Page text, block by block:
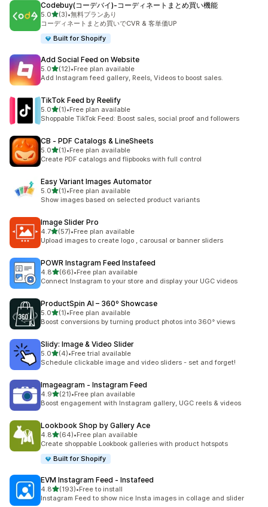
Codebuy(コーデバイ)‑コーディネートまとめ買い機能
5.0별 5개 중
(3)
총 리뷰 3개
•無料プランあり
コーディネートまとめ買いでCVR & 客単価UP
Built for Shopify
Add Social Feed on Website
5.0별 5개 중
(12)
총 리뷰 12개
•Free plan available
Add Instagram feed gallery, Reels, Videos to boost sales.
TikTok Feed by Reelify
5.0별 5개 중
(1)
총 리뷰 1개
•Free plan available
Shoppable TikTok Feed: Boost sales, social proof and followers
CB ‑ PDF Catalogs & LineSheets
5.0별 5개 중
(1)
총 리뷰 1개
•Free plan available
Create PDF catalogs and flipbooks with full control
Easy Variant Images Automator
5.0별 5개 중
(1)
총 리뷰 1개
•Free plan available
Show images based on selected product variants
Image Slider Pro
4.7별 5개 중
(57)
총 리뷰 57개
•Free plan available
Upload images to create logo , carousal or banner sliders
POWR Instagram Feed Instafeed
4.8별 5개 중
(66)
총 리뷰 66개
•Free plan available
Connect Instagram to your store and display your UGC videos
ProductSpin AI – 360º Showcase
5.0별 5개 중
(1)
총 리뷰 1개
•Free plan available
Boost conversions by turning product photos into 360° views
Slidy: Image & Video Slider
5.0별 5개 중
(4)
총 리뷰 4개
•Free trial available
Schedule clickable image and video sliders - set and forget!
Imageagram ‑ Instagram Feed
4.9별 5개 중
(21)
총 리뷰 21개
•Free plan available
Boost engagement with Instagram gallery, UGC reels & videos
Lookbook Shop by Gallery Ace
4.8별 5개 중
(64)
총 리뷰 64개
•Free plan available
Create shoppable Lookbook galleries with product hotspots
Built for Shopify
EVM Instagram Feed ‑ Instafeed
4.8별 5개 중
(193)
총 리뷰 193개
•Free to install
Instagram Feed to show nice Insta images in collage and slider